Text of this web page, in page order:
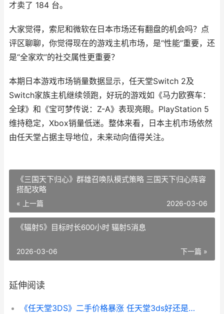
才卖了 184 台。
大家觉得，索尼和微软在日本市场还有翻盘的机会吗？点
评区聊聊，你觉得现在的游戏主机市场，是“性能”重要，还
是“全家欢”的社交属性更重要？
本期日本游戏市场销量数据显示，任天堂Switch 2及
Switch家族主机继续领跑，好玩的游戏如《马力欧赛车：
全球》和《宝可梦传说：Z-A》表现亮眼。PlayStation 5
维持稳定，Xbox销量低迷。整体来看，日本主机市场依然
由任天堂占据主导地位，未来动向值得关注。
《三国天下归心》群雄召唤队模式策略 三国天下归心阵容
搭配攻略
« 上一篇 2026-03-06
《辐射5》目标时长600小时 辐射5消息
下一篇 »
2026-03-06
延伸阅读
《任天堂3DS》二手价格暴涨 任天堂3ds好还是2ds好